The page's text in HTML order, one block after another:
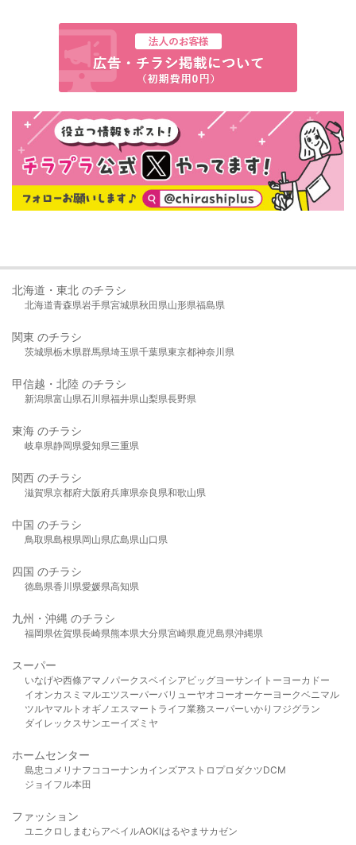
北海道・東北 のチラシ
北海道青森県岩手県宮城県秋田県山形県福島県
関東 のチラシ
茨城県栃木県群馬県埼玉県千葉県東京都神奈川県
甲信越・北陸 のチラシ
新潟県富山県石川県福井県山梨県長野県
東海 のチラシ
岐阜県静岡県愛知県三重県
関西 のチラシ
滋賀県京都府大阪府兵庫県奈良県和歌山県
中国 のチラシ
鳥取県島根県岡山県広島県山口県
四国 のチラシ
徳島県香川県愛媛県高知県
九州・沖縄 のチラシ
福岡県佐賀県長崎県熊本県大分県宮崎県鹿児島県沖縄県
スーパー
いなげや西條アマノパークスベイシア ビッグヨーサンイトーヨーカドー
イオンカスミ マルエツスーパーバリューヤオコーオーケー ヨークベニマル
ツルヤマルト オギノ エスマート ライフ業務スーパーいかり フジグラン
ダイレックスサンエーイズミヤ
ホームセンター
島忠 コメリ ナフコ コーナンカインズアストロプロダクツDCM
ジョイフル本田
ファッション
ユニクロ しまむら アベイルAOKIはるやま サカゼン